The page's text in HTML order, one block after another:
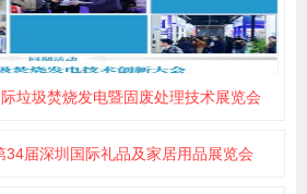
垃圾焚烧发电暨固废处理技术展览会
届深圳国际礼品及家居用品展览会